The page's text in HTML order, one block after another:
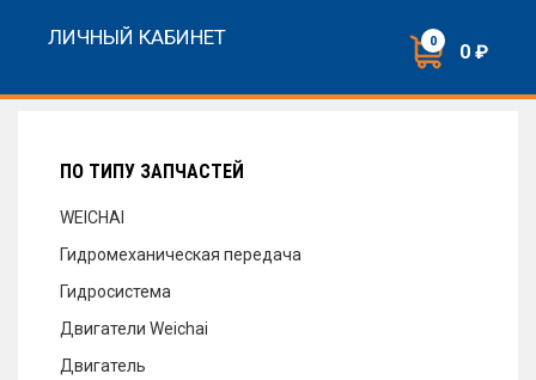
ЛИЧНЫЙ КАБИНЕТ 0 0 ₽
ПО ТИПУ ЗАПЧАСТЕЙ
WEICHAI
Гидромеханическая передача
Гидросистема
Двигатели Weichai
Двигатель